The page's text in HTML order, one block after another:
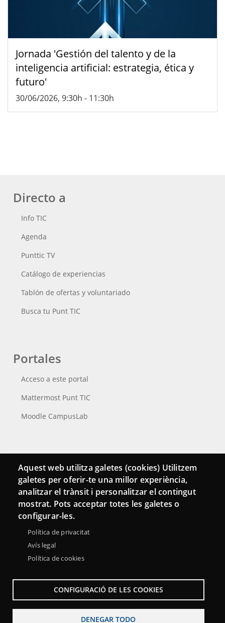
Jornada 'Gestión del talento y de la
inteligencia artificial: estrategia, ética y
futuro'
30/06/2026, 9:30h - 11:30h
Directo a
Info TIC
Agenda
Punttic TV
Catálogo de experiencias
Tablón de ofertas y voluntariado
Busca tu Punt TIC
Portales
Acceso a este portal
Mattermost Punt TIC
Moodle CampusLab
Conecta
Contacto
Hemeroteca
Aquest web utilitza galetes (cookies) Utilitzem
galetes per oferir-te una millor experiència,
analitzar el trànsit i personalitzar el contingut
mostrat. Pots acceptar totes les galetes o
configurar-les.
Política de privacitat
Avís legal
Política de cookies
CONFIGURACIÓ DE LES COOKIES
DENEGAR TODO